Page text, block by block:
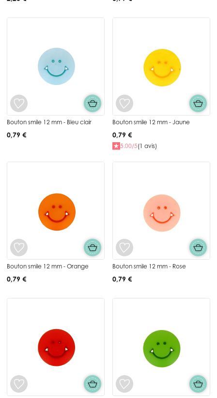
Bouton smile 12 mm - Bleu clair
0,79 €
Bouton smile 12 mm - Jaune
0,79 €
5.00/5(1 avis)
Bouton smile 12 mm - Orange
0,79 €
Bouton smile 12 mm - Rose
0,79 €